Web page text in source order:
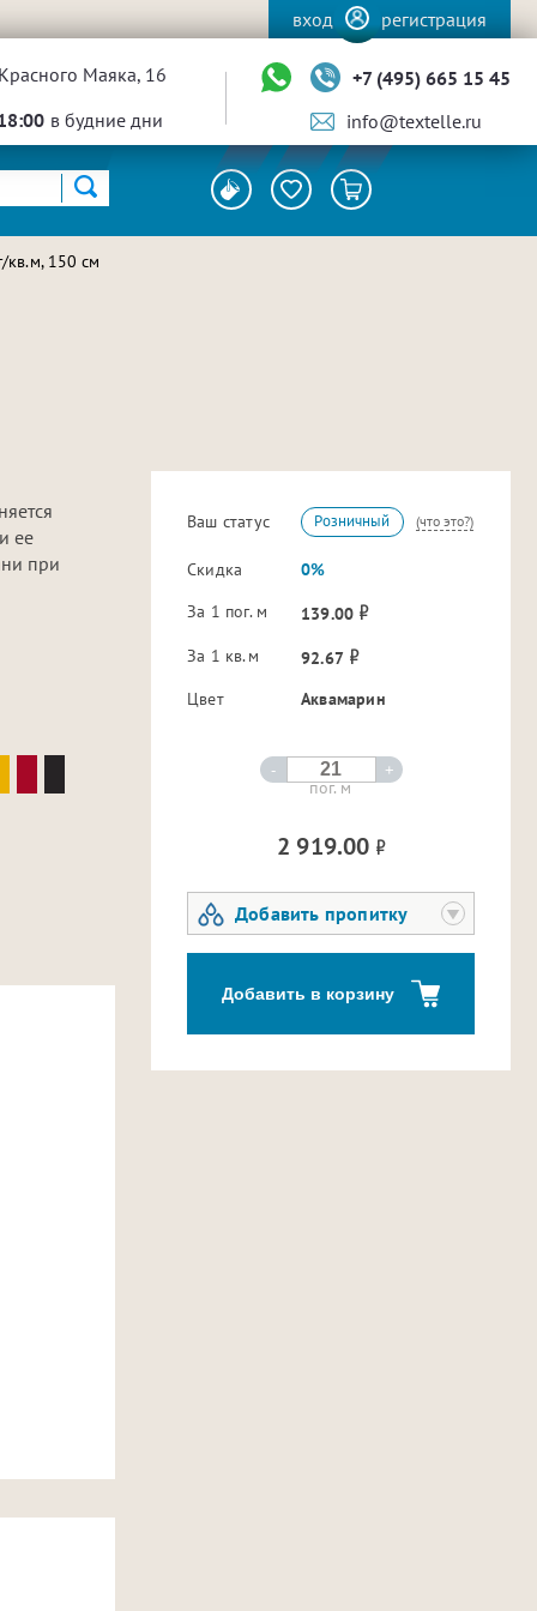
вход регистрация
Маяка, 16
в будние дни
+7 (495) 665 15 45
info@textelle.ru
кв.м, 150 см
ее
при
Ваш статус Розничный (что это?)
Скидка
0%
За 1 пог. м
139.00
За 1 кв.м
92.67
Цвет
Аквамарин
- +
пог. м
2 919.00
Добавить пропитку
Добавить в корзину